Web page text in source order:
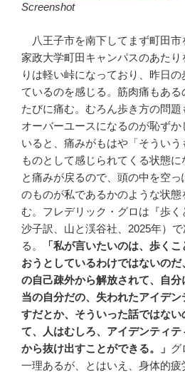
Screenshot
八王子市を南下してまず町田市
家政大学町田キャンパスのあたり
りは軽い峠になっており、昨日
ているのを感じる。筋肉痛もあ
たびに痛む。むろん歩き方の問
オーバーユースになるのが恥ず
いると、痛みがもはや「そうい
ものとして感じられてくる状態
と痛みが戻るので、頭の中を空
のものが私であるかのような状
む。フレデリック・グロは『歩
沙子訳、山と渓谷社、2025年）
る。
「私が言いたいのは、歩く
おうとしているわけではないの
の自己疎外から解放されて、自
当の自分だの、失われたアイデ
すだとか、そういった話ではな
て、人はむしろ、アイデンティ
から抜け出すことができる。」 グ
一理あるが、とはいえ、身体的